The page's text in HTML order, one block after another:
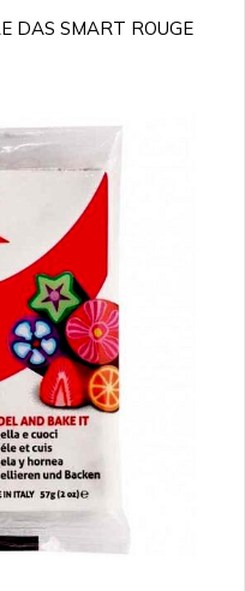
DAS SMART ROUGE